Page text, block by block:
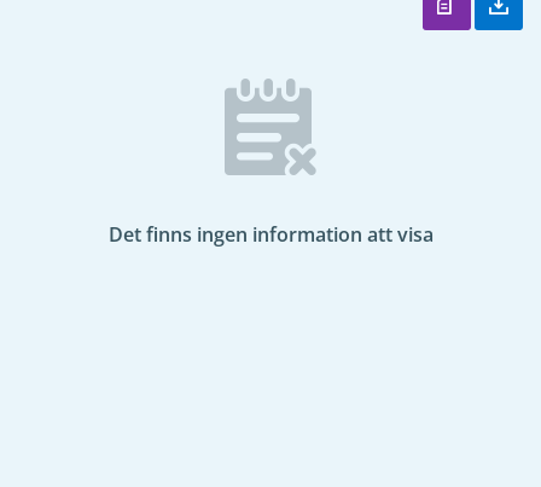
Det finns ingen information att visa